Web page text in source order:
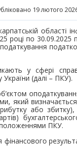
19 лютого
області
році по 30.09.2025
у сфері
(далі – ПКУ).
який
або збитку),
положеннями ПКУ.